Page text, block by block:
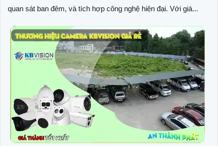
quan sát ban đêm, và tích hợp công nghệ hiện đại. Với giá...